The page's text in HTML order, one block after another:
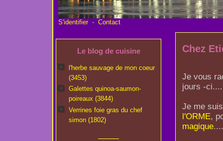
S'identifier - Contact
Le blog de cuisine
l'herbe sauvage de mon coeur
(3453)
Galettes quinoa-saumon-
poireaux (3844)
Verrines foie gras du chef
simon (1802)
Chez
Je vous
jours -ci....
Je me
l'ORME,
magique